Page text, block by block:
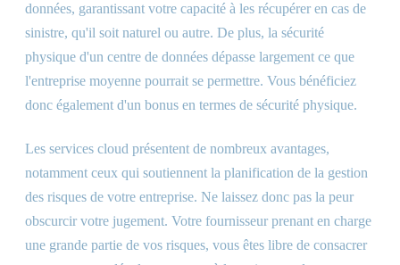
données, garantissant votre capacité à les récupérer en cas de
sinistre, qu'il soit naturel ou autre. De plus, la sécurité
physique d'un centre de données dépasse largement ce que
l'entreprise moyenne pourrait se permettre. Vous bénéficiez
donc également d'un bonus en termes de sécurité physique.
Les services cloud présentent de nombreux avantages,
notamment ceux qui soutiennent la planification de la gestion
des risques de votre entreprise. Ne laissez donc pas la peur
obscurcir votre jugement. Votre fournisseur prenant en charge
une grande partie de vos risques, vous êtes libre de consacrer